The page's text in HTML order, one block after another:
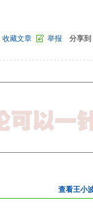
收藏文章 举报 分享到
查看王小